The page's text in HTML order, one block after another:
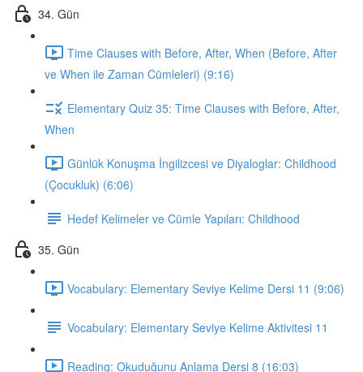
34. Gün
Time Clauses with Before, After, When (Before, After
ve When ile Zaman Cümleleri) (9:16)
Elementary Quiz 35: Time Clauses with Before, After,
When
Günlük Konuşma İngilizcesi ve Diyaloglar: Childhood
(Çocukluk) (6:06)
Hedef Kelimeler ve Cümle Yapıları: Childhood
35. Gün
Vocabulary: Elementary Seviye Kelime Dersi 11 (9:06)
Vocabulary: Elementary Seviye Kelime Aktivitesi 11
Reading: Okuduğunu Anlama Dersi 8 (16:03)